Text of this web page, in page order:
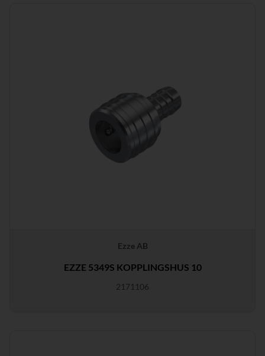
Ezze AB
EZZE 5349S KOPPLINGSHUS 10
2171106